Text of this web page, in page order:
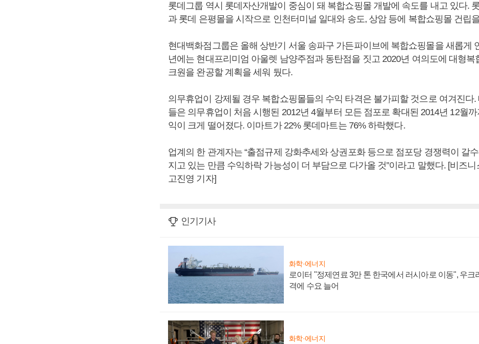
롯데그룹 역시 롯데자산개발이 중심이 돼 복합쇼핑몰 개발에 속도를 내고 있다.
과 롯데 은평몰을 시작으로 인천터미널 일대와 송도, 상암 등에 복합쇼핑몰 건립
현대백화점그룹은 올해 상반기 서울 송파구 가든파이브에 복합쇼핑몰을 새롭게
년에는 현대프리미엄 아울렛 남양주점과 동탄점을 짓고 2020년 여의도에 대형복
크원을 완공할 계획을 세워 뒀다.
의무휴업이 강제될 경우 복합쇼핑몰들의 수익 타격은 불가피할 것으로 여겨진다.
들은 의무휴업이 처음 시행된 2012년 4월부터 모든 점포로 확대된 2014년 12월까
익이 크게 떨어졌다. 이마트가 22% 롯데마트는 76% 하락했다.
업계의 한 관계자는 “출점규제 강화추세와 상권포화 등으로 점포당 경쟁력이 갈
지고 있는 만큼 수익하락 가능성이 더 부담으로 다가올 것”이라고 말했다. [비즈
고진영 기자]
인기기사
화학·에너지
로이터 "정제연료 3만 톤 한국에서 러시아로 이동", 우크
격에 수요 늘어
화학·에너지